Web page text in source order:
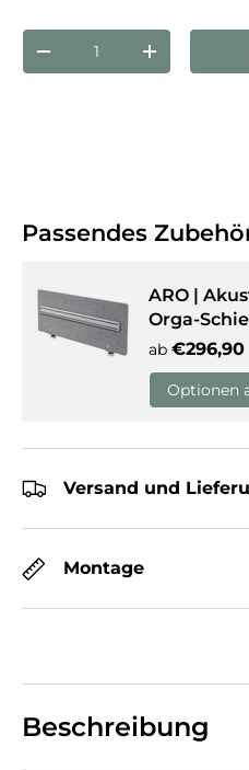
Anzahl
Menge verringernMenge
Passendes
ARO |
Orga-
ab €296,90
Optionen
Versand und
Montage
Beschreibung